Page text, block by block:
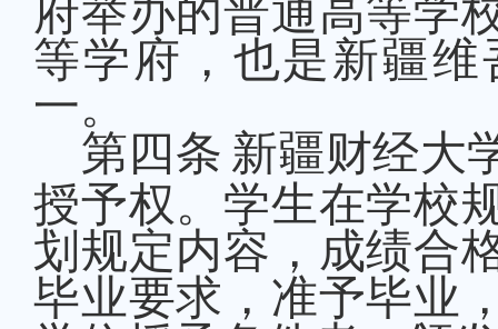
府举办的普通高等学
等学府，也是新疆
一。
第四条 新疆财经大
授予权。学生在学校
划规定内容，成绩合
毕业要求，准予毕业